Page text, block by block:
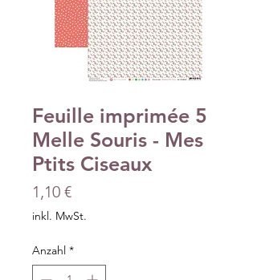
Feuille imprimée 5
Melle Souris - Mes
Ptits Ciseaux
1,10 €Preis
inkl. MwSt.
Anzahl *